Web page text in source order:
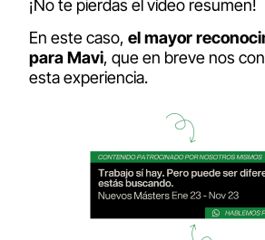
¡No te pierdas el vídeo resumen!
En este caso, el mayor
para Mavi, que en breve nos
esta experiencia.